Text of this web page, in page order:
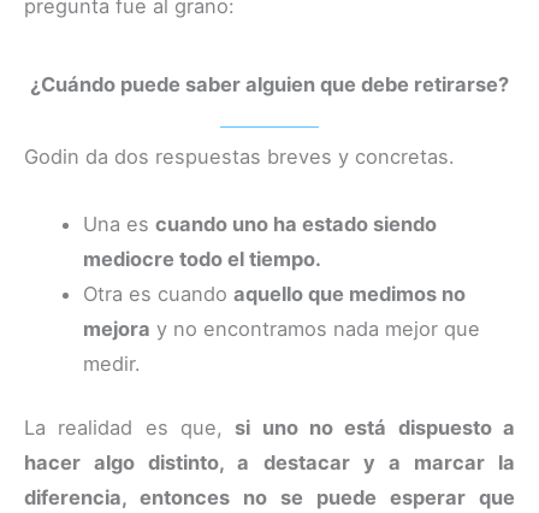
pregunta fue al grano:
¿Cuándo puede saber alguien que debe retirarse?
Godin da dos respuestas breves y concretas.
Una escuando uno ha estado siendo
mediocre todo el tiempo.
Otra es cuandoaquello que medimos no
mejora y no encontramos nada mejor que
medir.
La realidad es que, si uno no está dispuesto a
hacer algo distinto, a destacar y a marcar la
diferencia, entonces no se puede esperar que